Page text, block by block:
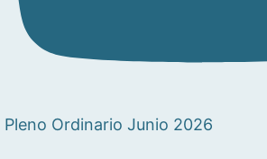
Pleno Ordinario Junio 2026